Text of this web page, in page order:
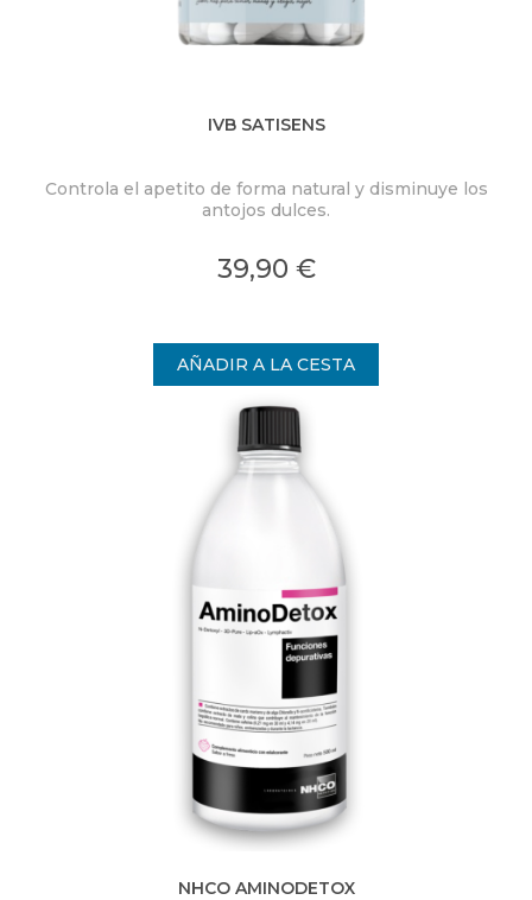
IVB SATISENS
Controla el apetito de forma natural y disminuye los
antojos dulces.
39,90 €
NHCO AMINODETOX